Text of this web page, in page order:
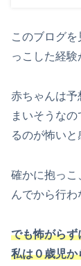
このブログ
っこした経験
赤ちゃんは予
まいそうな
るのが怖いと
確かに抱っこ
んでから行わ
でも怖がらず
私は０歳児か